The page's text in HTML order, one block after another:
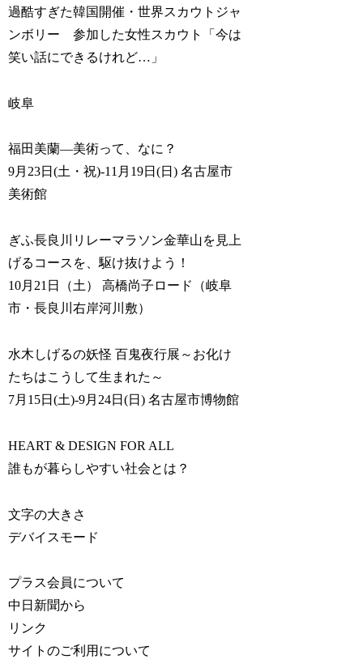
過酷すぎた韓国開催・世界スカウトジャ
ンボリー 参加した女性スカウト「今は
笑い話にできるけれど…」
岐阜
福田美蘭―美術って、なに？
9月23日(土・祝)-11月19日(日) 名古屋市
美術館
ぎふ長良川リレーマラソン金華山を見上
げるコースを、駆け抜けよう！
10月21日（土） 高橋尚子ロード（岐阜
市・長良川右岸河川敷）
水木しげるの妖怪 百鬼夜行展～お化け
たちはこうして生まれた～
7月15日(土)-9月24日(日) 名古屋市博物館
HEART & DESIGN FOR ALL
誰もが暮らしやすい社会とは？
文字の大きさ
デバイスモード
プラス会員について
中日新聞から
リンク
サイトのご利用について